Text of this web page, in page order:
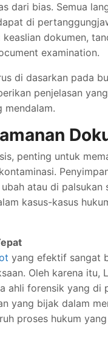
dari bias. Semua
di
dokumen,
examination.
di dasarkan pada
penjelasan
mendalam.
penting untuk
atau di palsukan
kasus-kasus
yang efektif sangat
Oleh karena itu,
ahli forensik yang di
yang bijak dalam
proses hukum